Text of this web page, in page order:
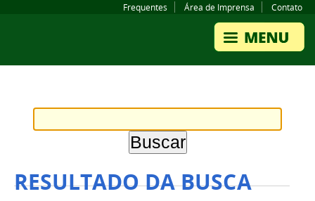
Frequentes
Área de Imprensa Contato
RESULTADO DA BUSCA